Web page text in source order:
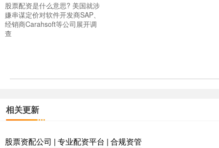
股票配资是什么意思? 美国就涉
嫌串谋定价对软件开发商SAP、
经销商Carahsoft等公司展开调
查
相关更新
股票资配公司 | 专业配资平台 | 合规资管